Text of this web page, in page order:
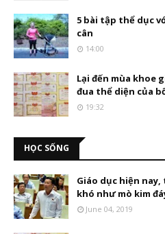
5 bài tập thể dục
cân
14:00
Lại đến mùa khoe
đua thể diện của
19:32
HỌC SỐNG
Giáo dục hiện
khó như mò kim
June 04, 2019